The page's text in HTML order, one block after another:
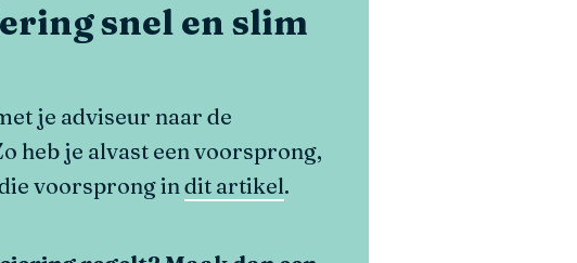
snel en slim
je adviseur naar de
heb je alvast een voorsprong,
voorsprong indit artikel.